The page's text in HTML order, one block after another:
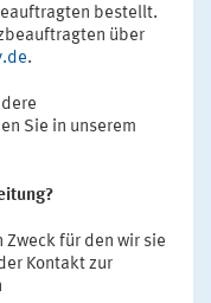
bestellt.
über
.
Sie in unserem
für den wir sie
Kontakt zur